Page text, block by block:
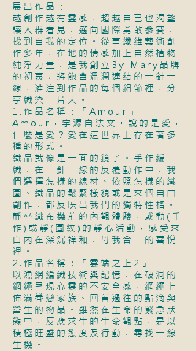
展出作品：
越創作越有靈感，超越自己也渴望
讓人群看見，邁向國際勇敢參賽，
找到自我的定位。從事纖維藝術創
作多年，在地的情感加上自然植物
純淨力量，是我創立By Mary品牌
的初衷，將飽含溫潤連結的一針一
線，灌注到作品的每個細節裡，分
享織染一片天。
1.作品名稱：「Amour」
Amour，字源自法文。說的是愛，
什麼是愛？愛在這世界上存在著多
種的形式。
織品就像是一面的鏡子。手作編
織，在一針一線的反覆動作中，我
們選擇怎樣的線材、依照怎樣的織
圖、織品的鬆緊樣貌或是來個自由
創作，都反映出我們的獨特性格。
靜坐織布機前的內觀體驗，或動(手
作)或靜(圖紋)的靜心活動，感受來
自內在深沉祥和，母我合一的喜悅
裡。
2.作品名稱：「雲端之上2」
以漁網編織技術與記憶，在破洞的
網繩呈現心靈的不安全感，網繩上
佈滿眷戀家族、回首過往的點滴與
營生的物品。雖然在生命的緊急狀
態中，反應求生的生命觀點，是以
積極旺盛的態度及行動，尋找一線
生機。